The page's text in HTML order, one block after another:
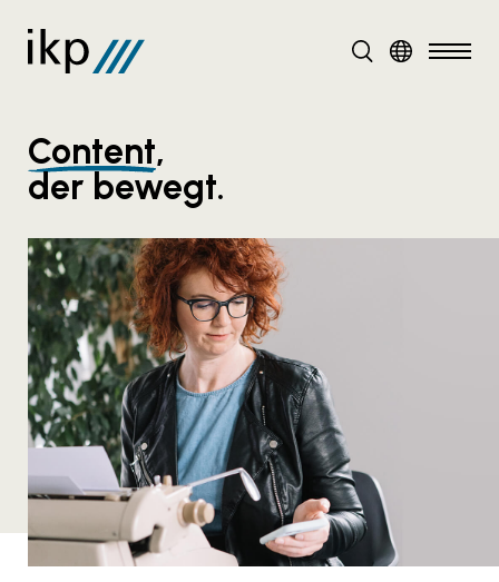
DE EN
Content,
der bewegt.